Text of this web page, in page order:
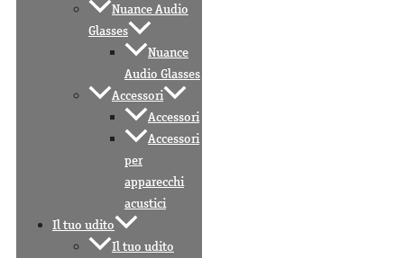
Nuance Audio
Glasses
Nuance
Audio Glasses
Accessori
Accessori
Accessori
per
apparecchi
acustici
Il tuo udito
Il tuo udito